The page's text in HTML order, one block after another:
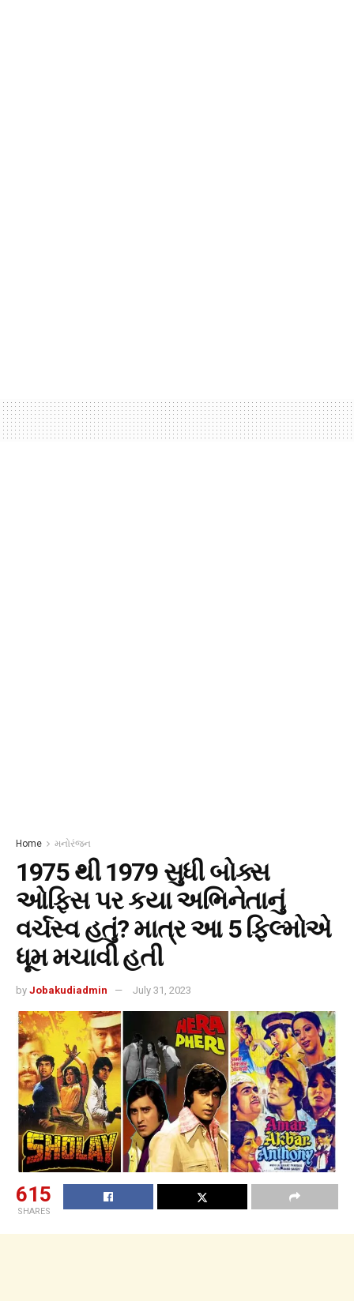
Home મનોરંજન
1975 થી 1979 સુધી બોક્સ
ઓફિસ પર કયા અભિનેતાનું
વર્ચસ્વ હતું? માત્ર આ 5 ફિલ્મોએ
ધૂમ મચાવી હતી
by Jobakudiadmin July 31, 2023
615
SHARES